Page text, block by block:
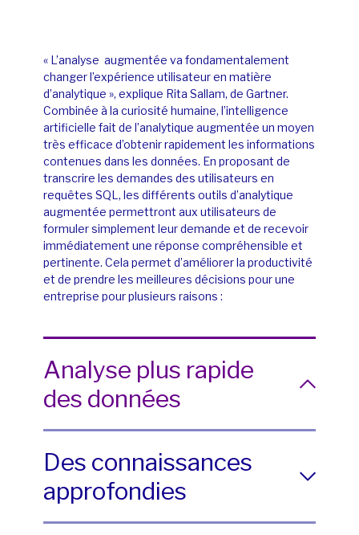
« L’analyse augmentée va fondamentalement
changer l’expérience utilisateur en matière
d’analytique », explique Rita Sallam, de Gartner.
Combinée à la curiosité humaine, l’intelligence
artificielle fait de l’analytique augmentée un moyen
très efficace d’obtenir rapidement les informations
contenues dans les données. En proposant de
transcrire les demandes des utilisateurs en
requêtes SQL, les différents outils d’analytique
augmentée permettront aux utilisateurs de
formuler simplement leur demande et de recevoir
immédiatement une réponse compréhensible et
pertinente. Cela permet d’améliorer la productivité
et de prendre les meilleures décisions pour une
entreprise pour plusieurs raisons :
Analyse plus rapide
des données
Des connaissances
approfondies